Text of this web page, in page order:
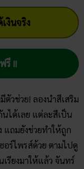
งินจริง
รี !!
ตัวช่วย! ลองนำสีเสริม
นได้เลย แต่ละสีเป็น
แถมยังช่วยทำให้ถูก
อร์ไพรส์ด้วย ตามไปดู
รียงมาให้แล้ว จันทร์